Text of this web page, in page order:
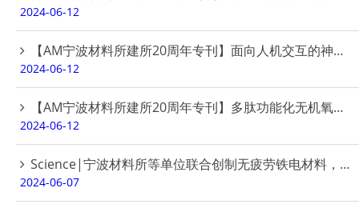
2024-06-12
【AM宁波材料所建所20周年专刊】面向人机交互的神经形态纳米离子器件：从材料到应用
2024-06-12
【AM宁波材料所建所20周年专刊】多肽功能化无机氧化物纳米材料在实体瘤成像与治疗中的应用
2024-06-12
Science|宁波材料所等单位联合创制无疲劳铁电材料，有望实现存储器无限次数擦写
2024-06-07